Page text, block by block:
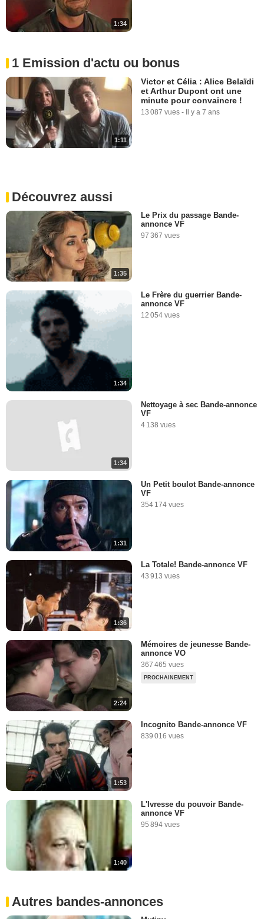
1:34
1 Emission d'actu ou bonus
1:11
Victor et Célia : Alice Belaïdi
et Arthur Dupont ont une
minute pour convaincre !
13 087 vues - Il y a 7 ans
Découvrez aussi
1:35
Le Prix du passage Bande-
annonce VF
97 367 vues
1:34
Le Frère du guerrier Bande-
annonce VF
12 054 vues
1:34
Nettoyage à sec Bande-annonce
VF
4 138 vues
1:31
Un Petit boulot Bande-annonce
VF
354 174 vues
1:36
La Totale! Bande-annonce VF
43 913 vues
2:24
Mémoires de jeunesse Bande-
annonce VO
367 465 vues
PROCHAINEMENT
1:53
Incognito Bande-annonce VF
839 016 vues
1:40
L'Ivresse du pouvoir Bande-
annonce VF
95 894 vues
Autres bandes-annonces